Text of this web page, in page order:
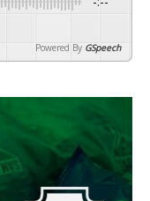
Powered By GSpeech